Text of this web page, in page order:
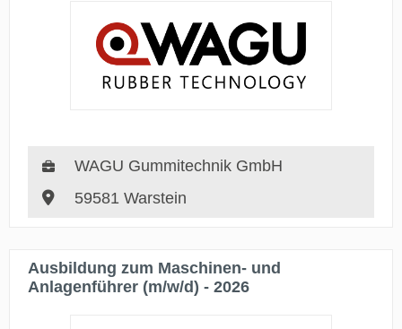
WAGU Gummitechnik GmbH
59581 Warstein
Ausbildung zum Maschinen- und
Anlagenführer (m/w/d) - 2026